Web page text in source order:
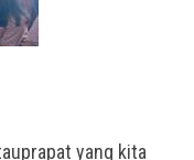
yang kita